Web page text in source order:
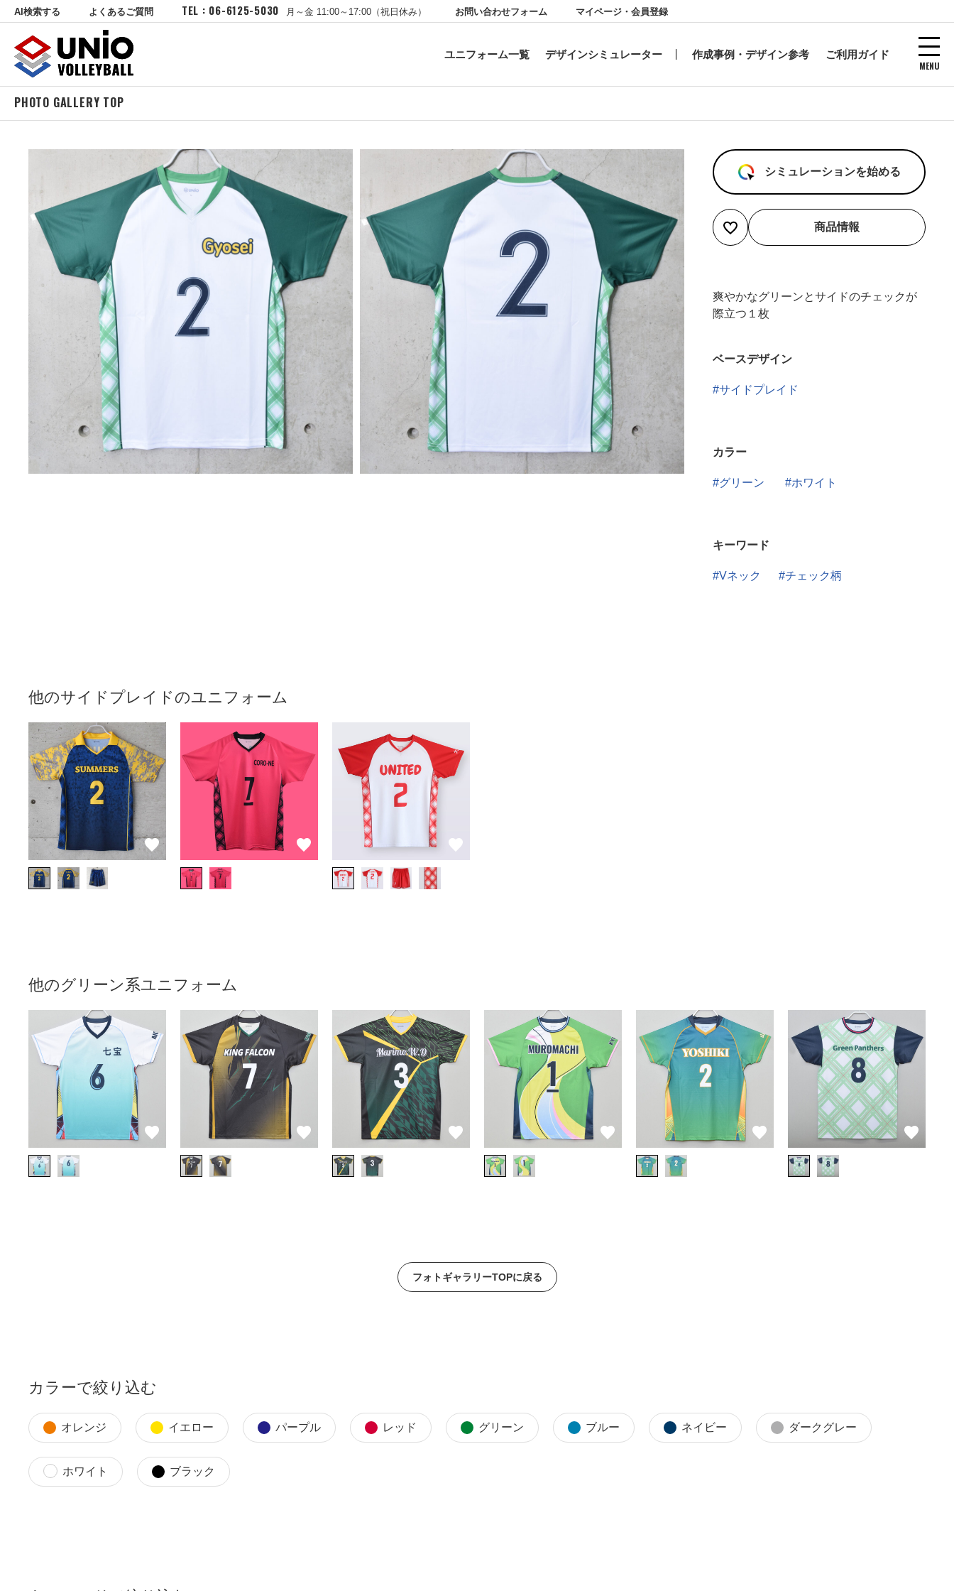
AI検索する よくあるご質問 TEL : 06-6125-5030 月～金 11:00～17:00（祝日休み） お問い合わせフォーム マイページ・会員登録
ユニフォーム一覧 デザインシミュレーター 作成事例・デザイン参考
ご利用ガイド
MENU
PHOTO GALLERY TOP
シミュレーションを始める
商品情報
爽やかなグリーンとサイドのチェックが
際立つ１枚
ベースデザイン
サイドプレイド
カラー
グリーン ホワイト
キーワード
Vネック チェック柄
他のサイドプレイドのユニフォーム
他のグリーン系ユニフォーム
フォトギャラリーTOPに戻る
カラーで絞り込む
オレンジ イエロー パープル レッド グリーン ブルー ネイビー ダークグレー
ホワイト ブラック